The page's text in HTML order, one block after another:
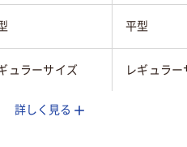
平型
ュラーサイズ レギュラー
詳しく見る